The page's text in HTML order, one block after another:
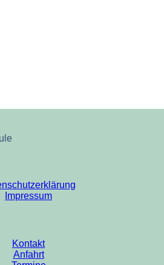
Impressum
Kontakt
Anfahrt